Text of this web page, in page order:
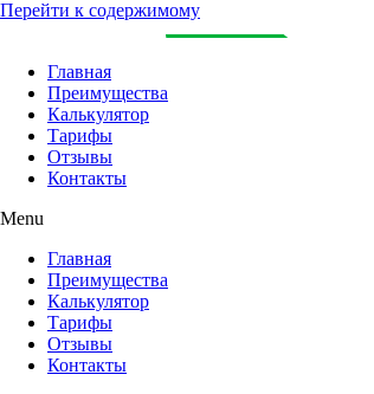
Перейти к содержимому
Главная
Преимущества
Калькулятор
Тарифы
Отзывы
Контакты
Menu
Главная
Преимущества
Калькулятор
Тарифы
Отзывы
Контакты